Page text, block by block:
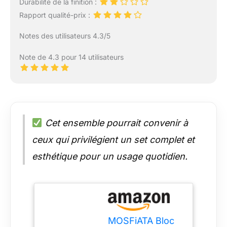
Rapport qualité-prix :
Notes des utilisateurs 4.3/5
Note de 4.3 pour 14 utilisateurs
Cet ensemble pourrait convenir à
ceux qui privilégient un set complet et
esthétique pour un usage quotidien.
MOSFiATA Bloc